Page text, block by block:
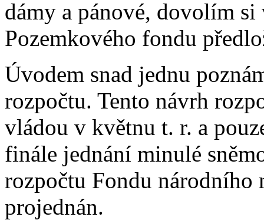
dámy a pánové, dovolím
Pozemkového fondu
Úvodem snad jednu
rozpočtu. Tento návrh
vládou v květnu t. r. a
finále jednání minulé
rozpočtu Fondu národního
projednán.